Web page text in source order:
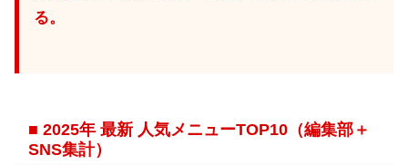
る。
■ 2025年 最新 人気メニューTOP10（編集部＋
SNS集計）